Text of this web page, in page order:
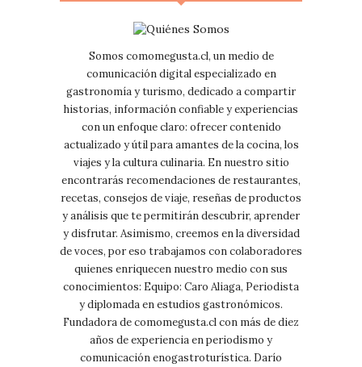
Somos comomegusta.cl, un medio de
comunicación digital especializado en
gastronomía y turismo, dedicado a compartir
historias, información confiable y experiencias
con un enfoque claro: ofrecer contenido
actualizado y útil para amantes de la cocina, los
viajes y la cultura culinaria. En nuestro sitio
encontrarás recomendaciones de restaurantes,
recetas, consejos de viaje, reseñas de productos
y análisis que te permitirán descubrir, aprender
y disfrutar. Asimismo, creemos en la diversidad
de voces, por eso trabajamos con colaboradores
quienes enriquecen nuestro medio con sus
conocimientos: Equipo: Caro Aliaga, Periodista
y diplomada en estudios gastronómicos.
Fundadora de comomegusta.cl con más de diez
años de experiencia en periodismo y
comunicación enogastroturística. Darío